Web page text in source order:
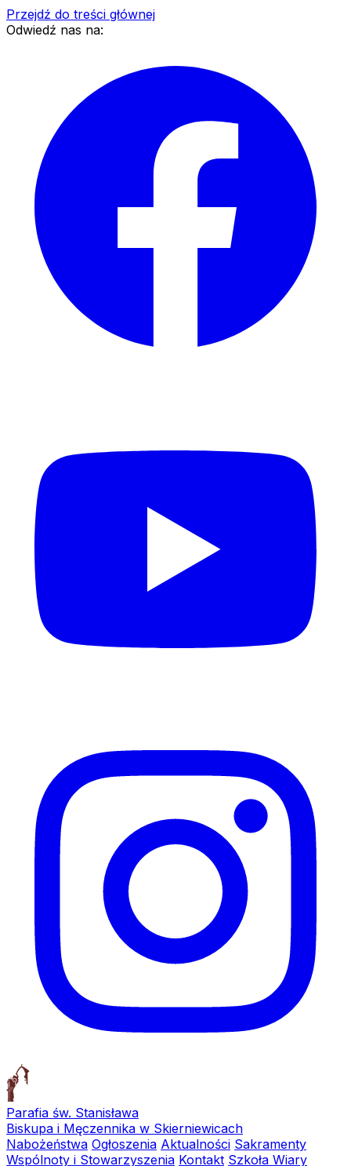
Przejdź do treści głównej
Odwiedź nas na:
Parafia św. Stanisława
Biskupa i Męczennika w Skierniewicach
Nabożeństwa Ogłoszenia Aktualności Sakramenty
Wspólnoty i Stowarzyszenia Kontakt Szkoła Wiary